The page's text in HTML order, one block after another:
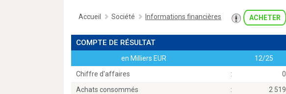
Accueil Société Informations financières ACHETER
COMPTE DE RÉSULTAT
en Milliers EUR 12/25
Chiffre d'affaires
: 0
Achats consommés
: 2 519